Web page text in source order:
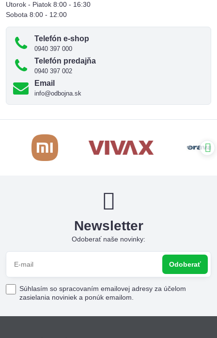
Utorok - Piatok 8:00 - 16:30
Sobota 8:00 - 12:00
Telefón e-shop
0940 397 000
Telefón predajňa
0940 397 002
Email
info@odbojna.sk
Newsletter
Odoberať naše novinky:
Odoberať
Súhlasím so spracovaním emailovej adresy za účelom
zasielania noviniek a ponúk emailom.